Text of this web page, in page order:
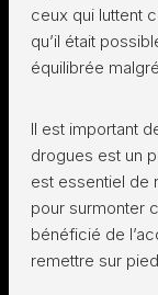
ceux qui luttent
qu’il était
équilibrée
Il est important
drogues est un
est essentiel de
pour surmonter
bénéficié de
remettre sur